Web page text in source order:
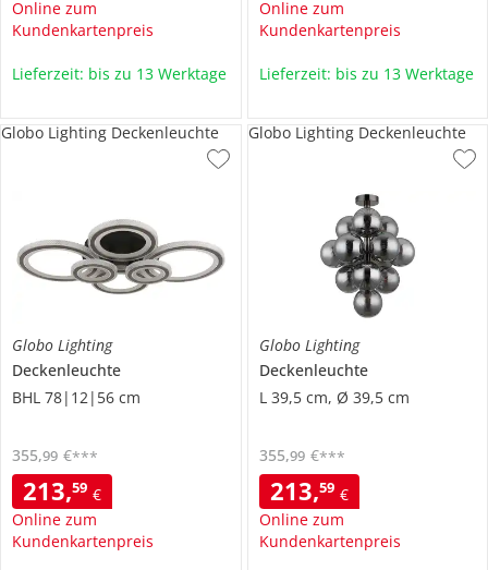
Online zum
Kundenkartenpreis
Lieferzeit: bis zu 13 Werktage
Online zum
Kundenkartenpreis
Lieferzeit: bis zu 13 Werktage
Globo Lighting
Deckenleuchte
BHL 78|12|56 cm
213,59 €
Online zum
Kundenkartenpreis
355,99 €***
Globo Lighting Deckenleuchte
Globo Lighting
Deckenleuchte
L 39,5 cm, Ø 39,5 cm
213,59 €
Online zum
Kundenkartenpreis
355,99 €***
Globo Lighting Deckenleuchte